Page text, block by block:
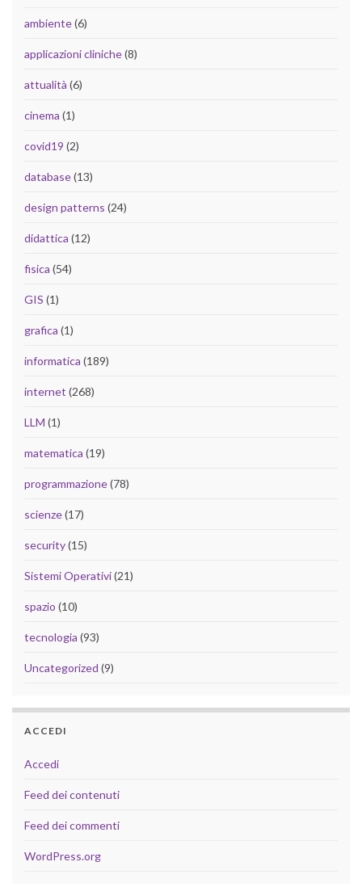
ambiente(6)
applicazioni cliniche(8)
attualità (6)
cinema (1)
covid19 (2)
database(13)
design patterns (24)
didattica (12)
fisica (54)
GIS (1)
grafica (1)
informatica (189)
internet (268)
LLM (1)
matematica (19)
programmazione(78)
scienze(17)
security(15)
Sistemi Operativi(21)
spazio (10)
tecnologia (93)
Uncategorized (9)
ACCEDI
Accedi
Feed dei contenuti
Feed dei commenti
WordPress.org